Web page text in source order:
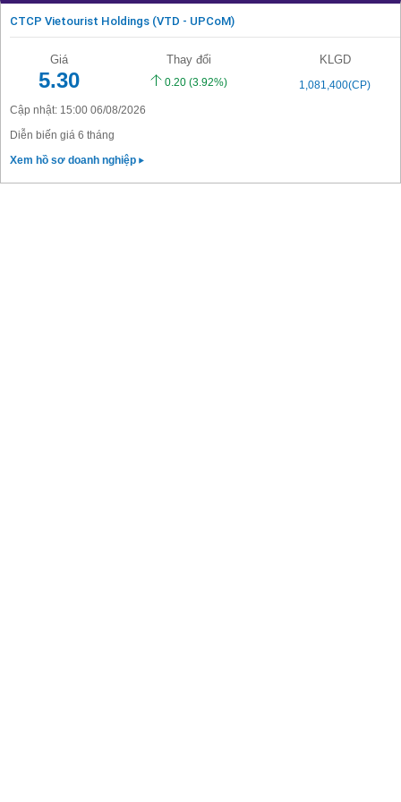
CTCP Vietourist Holdings (VTD - UPCoM)
Giá Thay đổi KLGD
5.30 0.20 (3.92%)
1,081,400(CP)
Cập nhật: 15:00 06/08/2026
Diễn biến giá 6 tháng
Xem hồ sơ doanh nghiệp